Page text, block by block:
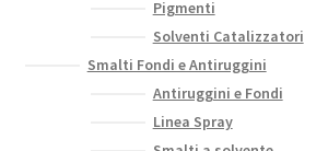
Pigmenti
Solventi Catalizzatori
Smalti Fondi e Antiruggini
Antiruggini e Fondi
Linea Spray